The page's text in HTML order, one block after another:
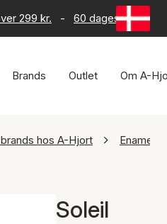
299 kr. - 60 dages returret
Brands Outlet Om A-
hos A-Hjort Enamel
Soleil